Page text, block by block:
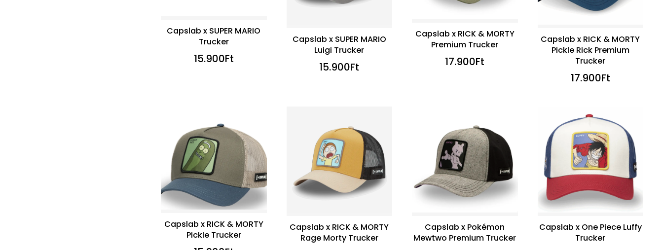
Capslab x SUPER MARIO
Trucker
15.900Ft
Capslab x SUPER MARIO
Luigi Trucker
15.900Ft
Capslab x RICK & MORTY
Premium Trucker
17.900Ft
Capslab x RICK & MORTY
Pickle Rick Premium
Trucker
17.900Ft
Capslab x RICK & MORTY
Pickle Trucker
Capslab x RICK & MORTY
Rage Morty Trucker
Capslab x Pokémon
Mewtwo Premium Trucker
Capslab x One Piece Luffy
Trucker